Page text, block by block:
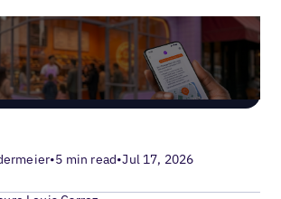
•5 min read•Jul 17, 2026